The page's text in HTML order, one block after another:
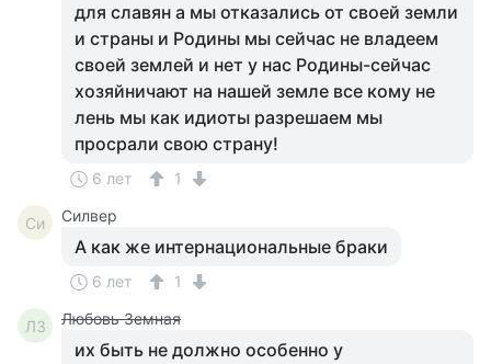
для славян а мы отказались от своей земли
и страны и Родины мы сейчас не владеем
своей землей и нет у нас Родины-сейчас
хозяйничают на нашей земле все кому не
лень мы как идиоты разрешаем мы
просрали свою страну!
6 лет 1
Си Силвер
А как же интернациональные браки
6 лет 1
ЛЗ Любовь Земная
их быть не должно особенно у